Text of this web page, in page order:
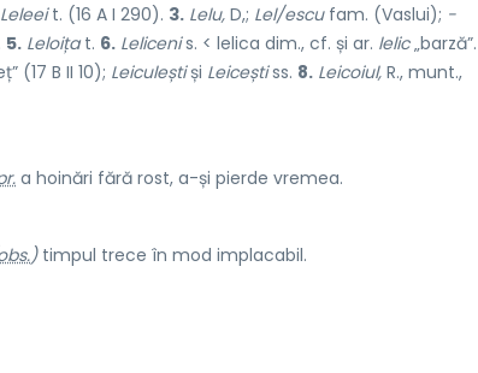
Leleeit. (16 A I 290). 3. Lelu, D,; Lel/escufam. (Vaslui); -
5. Leloițat. 6. Lelicenis. < lelica dim., cf. și ar. lelic„barză”.
(17 B II 10); Leiculeștiși Leiceștiss. 8. Leicoiul, R., munt.,
a hoinări fără rost, a-și pierde vremea.
)timpul trece în mod implacabil.